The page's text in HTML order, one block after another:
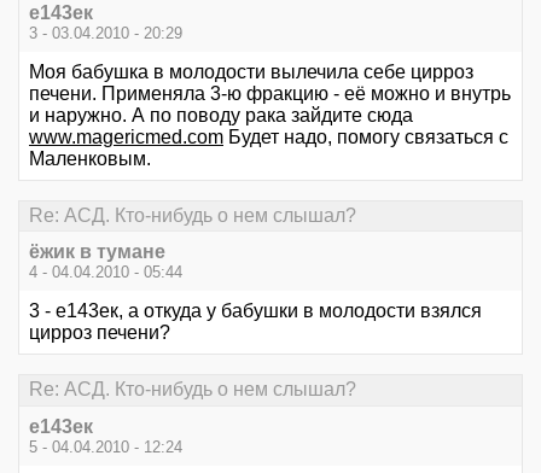
е143ек
3 - 03.04.2010 - 20:29
Моя бабушка в молодости вылечила себе цирроз
печени. Применяла 3-ю фракцию - её можно и внутрь
и наружно. А по поводу рака зайдите сюда
www.magericmed.com Будет надо, помогу связаться с
Маленковым.
Re: АСД. Кто-нибудь о нем слышал?
ёжик в тумане
4 - 04.04.2010 - 05:44
3 - е143ек, а откуда у бабушки в молодости взялся
цирроз печени?
Re: АСД. Кто-нибудь о нем слышал?
е143ек
5 - 04.04.2010 - 12:24